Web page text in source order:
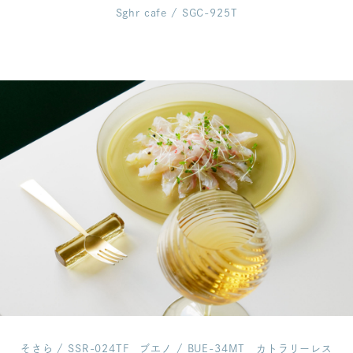
Sghr cafe / SGC-925T
そさら / SSR-024TF ブエノ / BUE-34MT カトラリーレス